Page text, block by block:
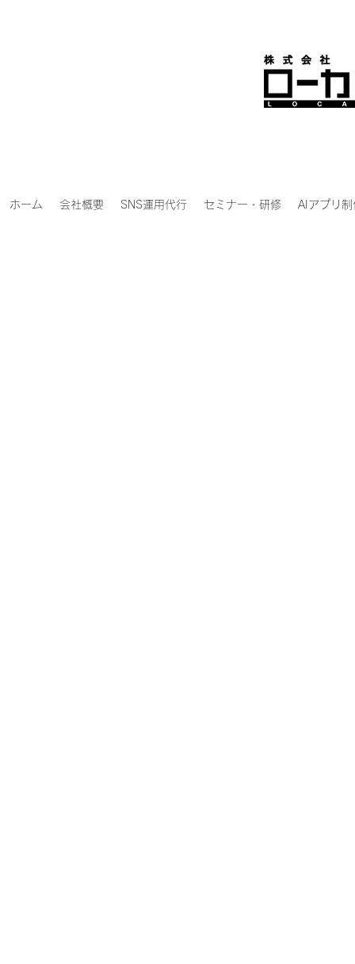
ホーム 会社概要 SNS運用代行 セミナー・研修 AIアプリ制